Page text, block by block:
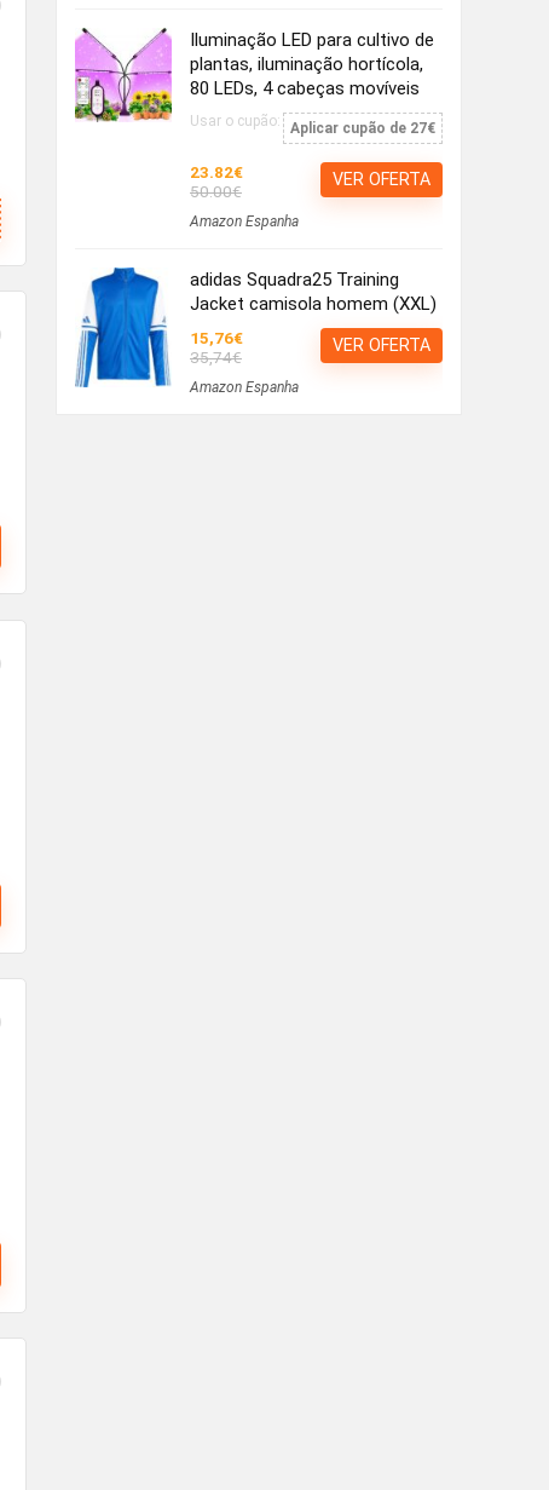
Iluminação LED para cultivo de
plantas, iluminação hortícola,
80 LEDs, 4 cabeças movíveis
Usar o cupão: Aplicar cupão de 27€
23.82€
50.00€
Amazon Espanha
VER OFERTA
adidas Squadra25 Training
Jacket camisola homem (XXL)
15,76€
35,74€
Amazon Espanha
VER OFERTA